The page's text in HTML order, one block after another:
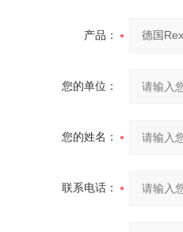
产品：
您的单位：
您的姓名：
联系电话：